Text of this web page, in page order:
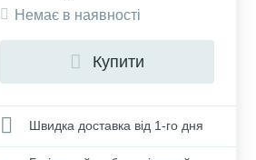
Немає в наявності
Купити
Швидка доставка від 1-го дня